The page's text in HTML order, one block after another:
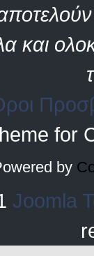
και
for
by
Joomla